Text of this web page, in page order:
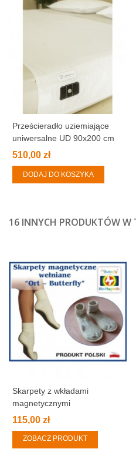
Prześcieradło uziemiające
uniwersalne UD 90x200 cm
(90x290 cm)
510,00 zł
DODAJ DO KOSZYKA
16 INNYCH PRODUKTÓW W
Skarpety z wkładami
magnetycznymi
115,00 zł
ZOBACZ PRODUKT